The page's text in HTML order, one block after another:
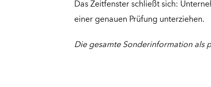
Das Zeitfenster schließt sich:
einer genauen Prüfung unterziehen.
Die gesamte Sonderinformation als